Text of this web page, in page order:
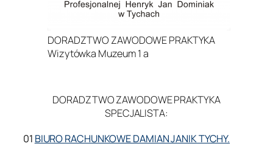
DORADZTWO ZAWODOWE PRAKTYKA
Wizytówka Muzeum 1 a
DORADZTWO ZAWODOWE PRAKTYKA
SPECJALISTA:
01 BIURO RACHUNKOWE DAMIAN JANIK TYCHY.